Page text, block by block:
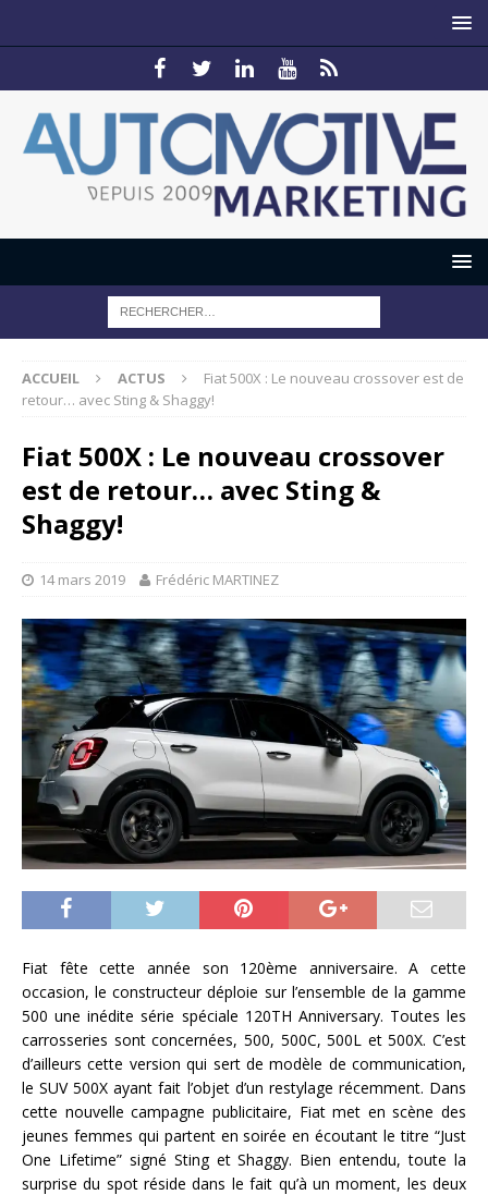
ACCUEIL ACTUS
Fiat 500X : Le nouveau crossover est de
retour… avec Sting & Shaggy!
Fiat 500X : Le nouveau crossover
est de retour… avec Sting &
Shaggy!
14 mars 2019 Frédéric MARTINEZ
Fiat fête cette année son 120ème anniversaire. A cette
occasion, le constructeur déploie sur l’ensemble de la gamme
500 une inédite série spéciale 120TH Anniversary. Toutes les
carrosseries sont concernées, 500, 500C, 500L et 500X. C’est
d’ailleurs cette version qui sert de modèle de communication,
le SUV 500X ayant fait l’objet d’un restylage récemment. Dans
cette nouvelle campagne publicitaire, Fiat met en scène des
jeunes femmes qui partent en soirée en écoutant le titre “Just
One Lifetime” signé Sting et Shaggy. Bien entendu, toute la
surprise du spot réside dans le fait qu’à un moment, les deux